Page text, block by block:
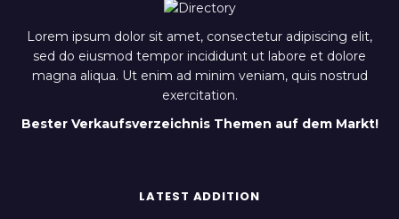
Lorem ipsum dolor sit amet, consectetur adipiscing elit,
sed do eiusmod tempor incididunt ut labore et dolore
magna aliqua. Ut enim ad minim veniam, quis nostrud
exercitation.
Bester Verkaufsverzeichnis Themen auf dem Markt!
LATEST ADDITION